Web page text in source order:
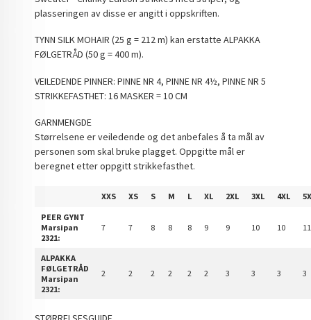
plasseringen av disse er angitt i oppskriften.
TYNN SILK MOHAIR (25 g = 212 m) kan erstatte ALPAKKA
FØLGETRÅD (50 g = 400 m).
VEILEDENDE PINNER: PINNE NR 4, PINNE NR 4½, PINNE NR 5
STRIKKEFASTHET: 16 MASKER = 10 CM
GARNMENGDE
Størrelsene er veiledende og det anbefales å ta mål av
personen som skal bruke plagget. Oppgitte mål er
beregnet etter oppgitt strikkefasthet.
XXS XS S M L XL 2XL 3XL 4XL
PEER GYNT
Marsipan
2321:
7 7 8 8 8 9 9 10 10 11
ALPAKKA
FØLGETRÅD
Marsipan
2321:
2 2 2 2 2 2 3 3 3 3